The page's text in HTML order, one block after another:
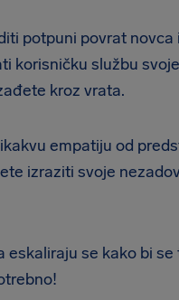
potpuni povrat
korisničku službu
kroz vrata.
empatiju od
izraziti svoje
se kako bi